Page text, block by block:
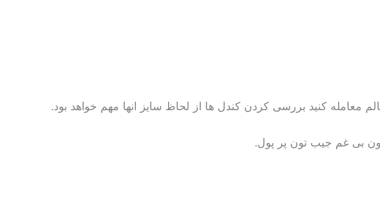
معامله کنید بررسی کردن کندل ها از لحاظ سایز انها مهم خواهد بود.
بی غم جیب تون پر پول.